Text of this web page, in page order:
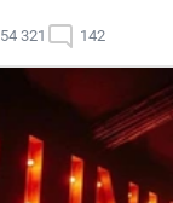
54 321 142